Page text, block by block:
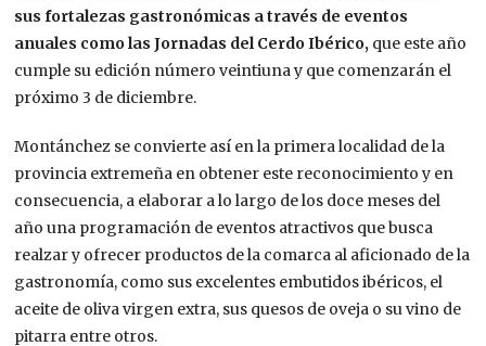
sus fortalezas gastronómicas a través de eventos
anuales como las Jornadas del Cerdo Ibérico, que este año
cumple su edición número veintiuna y que comenzarán el
próximo 3 de diciembre.
Montánchez se convierte así en la primera localidad de la
provincia extremeña en obtener este reconocimiento y en
consecuencia, a elaborar a lo largo de los doce meses del
año una programación de eventos atractivos que busca
realzar y ofrecer productos de la comarca al aficionado de la
gastronomía, como sus excelentes embutidos ibéricos, el
aceite de oliva virgen extra, sus quesos de oveja o su vino de
pitarra entre otros.